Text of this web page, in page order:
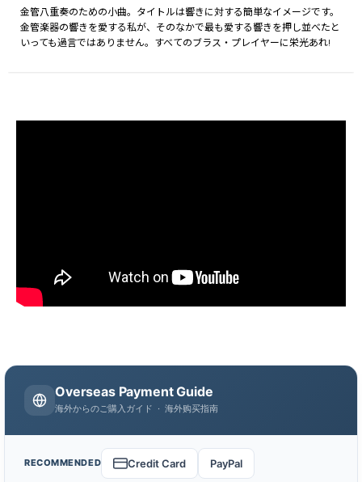
金管八重奏のための小曲。タイトルは響きに対する簡単なイメージです。
金管楽器の響きを愛する私が、そのなかで最も愛する響きを押し並べたと
いっても過言ではありません。すべてのブラス・プレイヤーに栄光あれ!
Overseas Payment Guide
海外からのご購入ガイド · 海外购买指南
RECOMMENDED Credit Card PayPal